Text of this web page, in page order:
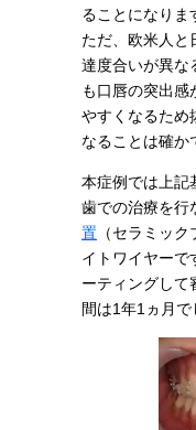
ることになりま
ただ、欧米人と
達度合いが異な
も口唇の突出感
やすくなるため
なることは確か
本症例では上記
歯での治療を行
置 （セラミッ
イトワイヤーで
ーティングして
間は1年1ヵ月で